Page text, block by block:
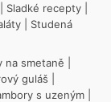
Sladké recepty
Studená
na smetaně
guláš
s uzeným